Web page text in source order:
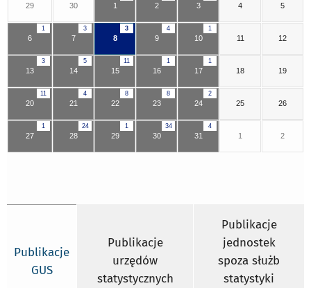
29 30 1 2 3 4 5
1
6
3
7
3
8
4
9
1
10 11 12
3
13
5
14
11
15
1
16
1
17 18 19
11
20
4
21
8
22
8
23
2
24 25 26
1
27
24
28
1
29
34
30
4
31 1 2
Publikacje
GUS
Publikacje
urzędów
statystycznych
Publikacje
jednostek
spoza służb
statystyki